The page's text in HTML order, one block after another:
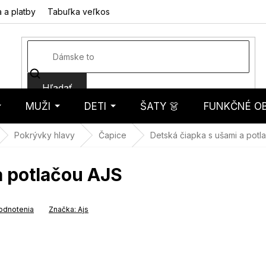
a platby Tabuľka veľkostí
Hľadať
MUŽI DETI ŠATY 👗 FUNKČNÉ
Pokrývky hlavy Čapice Detská čiapka s ušami a
potlačou AJS
Značka: Ajs